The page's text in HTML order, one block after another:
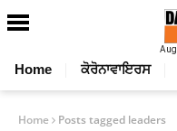
Home ਕੋਰੋਨਾਵਾਇਰਸ
Home Posts tagged leaders